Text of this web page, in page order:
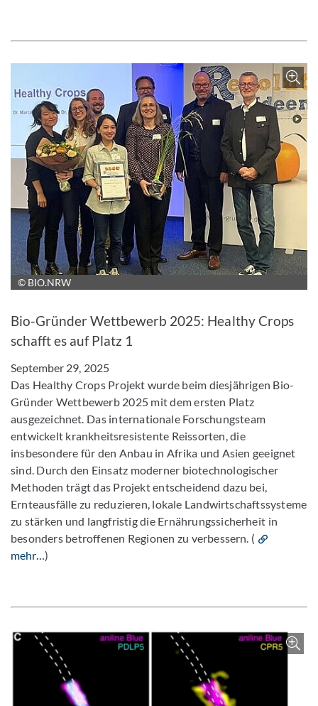
© BIO.NRW
Bio-Gründer Wettbewerb 2025: Healthy Crops
schafft es auf Platz 1
September 29, 2025
Das Healthy Crops Projekt wurde beim diesjährigen Bio-
Gründer Wettbewerb 2025 mit dem ersten Platz
ausgezeichnet. Das internationale Forschungsteam
entwickelt krankheitsresistente Reissorten, die
insbesondere für den Anbau in Afrika und Asien geeignet
sind. Durch den Einsatz moderner biotechnologischer
Methoden trägt das Projekt entscheidend dazu bei,
Ernteausfälle zu reduzieren, lokale Landwirtschaftssysteme
zu stärken und langfristig die Ernährungssicherheit in
besonders betroffenen Regionen zu verbessern. (
mehr…)